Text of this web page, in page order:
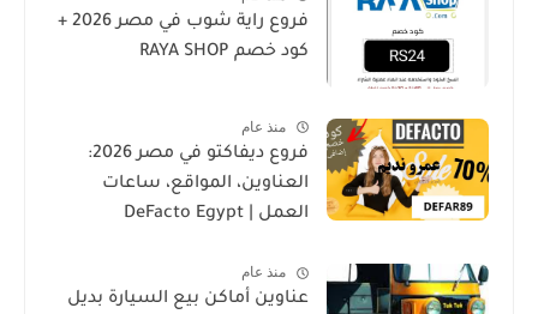
فروع راية شوب في مصر 2026 +
كود خصم RAYA SHOP
منذ عام
فروع ديفاكتو في مصر 2026:
العناوين، المواقع، ساعات
العمل | DeFacto Egypt
منذ عام
عناوين أماكن بيع السيارة بديل